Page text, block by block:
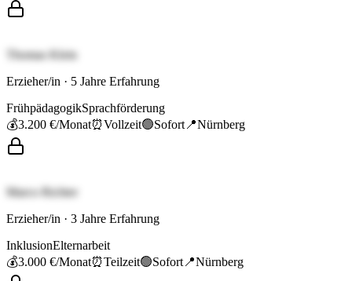
Thomas Klein
Erzieher/in · 5 Jahre Erfahrung
FrühpädagogikSprachförderung
💰3.200 €/Monat⏰Vollzeit🟢Sofort 📍Nürnberg
Marco Richter
Erzieher/in · 3 Jahre Erfahrung
InklusionElternarbeit
💰3.000 €/Monat⏰Teilzeit🟢Sofort 📍Nürnberg